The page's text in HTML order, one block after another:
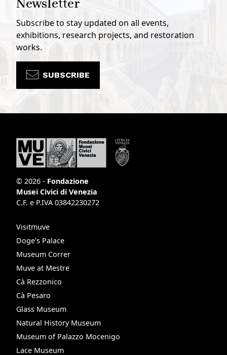
Newsletter
Subscribe to stay updated on all events,
exhibitions, research projects, and restoration
works.
SUBSCRIBE
© 2026 - Fondazione
Musei Civici di Venezia
C.F. e P.IVA 03842230272
Visitmuve
Doge's Palace
Museum Correr
Muve at Mestre
Cà Rezzonico
Cà Pesaro
Glass Museum
Natural History Museum
Museum of Palazzo Mocenigo
Lace Museum